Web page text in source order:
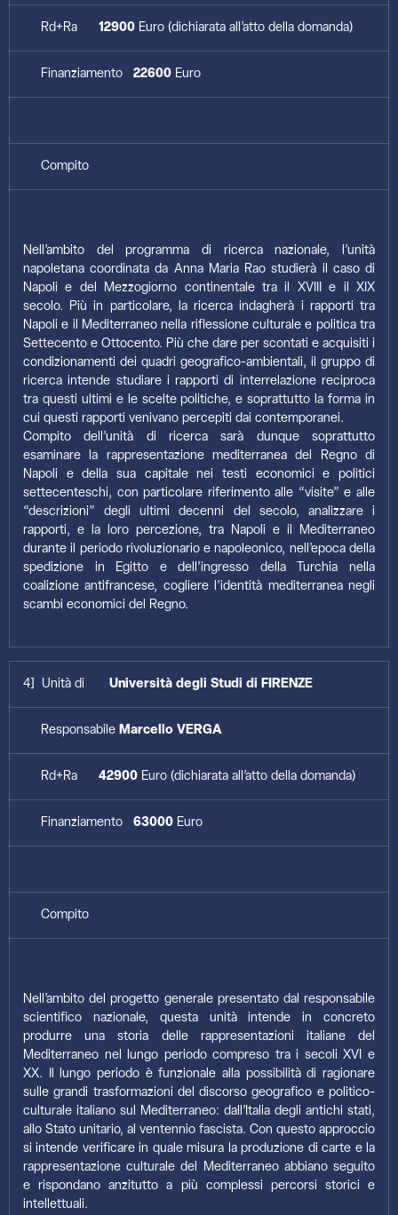
Rd+Ra 12900 Euro (dichiarata all’atto della domanda)
Finanziamento 22600 Euro
Compito
Nell’ambito del programma di ricerca nazionale, l’unità
napoletana coordinata da Anna Maria Rao studierà il caso di
Napoli e del Mezzogiorno continentale tra il XVIII e il XIX
secolo. Più in particolare, la ricerca indagherà i rapporti tra
Napoli e il Mediterraneo nella riflessione culturale e politica tra
Settecento e Ottocento. Più che dare per scontati e acquisiti i
condizionamenti dei quadri geografico-ambientali, il gruppo di
ricerca intende studiare i rapporti di interrelazione reciproca
tra questi ultimi e le scelte politiche, e soprattutto la forma in
cui questi rapporti venivano percepiti dai contemporanei.
Compito dell’unità di ricerca sarà dunque soprattutto
esaminare la rappresentazione mediterranea del Regno di
Napoli e della sua capitale nei testi economici e politici
settecenteschi, con particolare riferimento alle “visite” e alle
“descrizioni” degli ultimi decenni del secolo, analizzare i
rapporti, e la loro percezione, tra Napoli e il Mediterraneo
durante il periodo rivoluzionario e napoleonico, nell’epoca della
spedizione in Egitto e dell’ingresso della Turchia nella
coalizione antifrancese, cogliere l’identità mediterranea negli
scambi economici del Regno.
4] Unità di Università degli Studi di FIRENZE
Responsabile Marcello VERGA
Rd+Ra 42900 Euro (dichiarata all’atto della domanda)
Finanziamento 63000 Euro
Compito
Nell’ambito del progetto generale presentato dal responsabile
scientifico nazionale, questa unità intende in concreto
produrre una storia delle rappresentazioni italiane del
Mediterraneo nel lungo periodo compreso tra i secoli XVI e
XX. Il lungo periodo è funzionale alla possibilità di ragionare
sulle grandi trasformazioni del discorso geografico e politico-
culturale italiano sul Mediterraneo: dall’Italia degli antichi stati,
allo Stato unitario, al ventennio fascista. Con questo approccio
si intende verificare in quale misura la produzione di carte e la
rappresentazione culturale del Mediterraneo abbiano seguito
e rispondano anzitutto a più complessi percorsi storici e
intellettuali.